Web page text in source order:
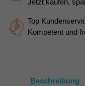
Top
Kompetent und
Beschreibung